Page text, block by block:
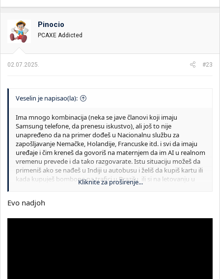
Pinocio
PCAXE Addicted
02.07.2025. #23
Veselin je napisao(la):
Ima mnogo kombinacija (neka se jave članovi koji imaju
Samsung telefone, da prenesu iskustvo), ali još to nije
unapređeno da na primer dođeš u Nacionalnu službu za
zapošljavanje Nemačke, Holandije, Francuske itd. i svi da imaju
uređaje i čim kreneš da govoriš na maternjem da im AI u realnom
vremenu prevede i da tako razgovarate. Istu situaciju možeš da
primeniš ako se nađeš u Indiji u autobusu i želiš da kupiš kartu ili
kada kupuješ bombone na trafici u Brazilu, ili si na letovanju u
Meksiku. Dakle, ceo svet da se poveže i svi da se razumemo
Kliknite za proširenje...
Evo nadjoh